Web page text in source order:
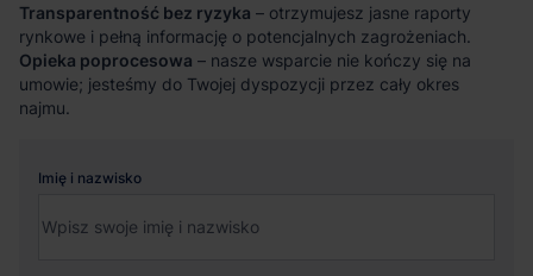
Transparentność bez ryzyka – otrzymujesz jasne raporty
rynkowe i pełną informację o potencjalnych zagrożeniach.
Opieka poprocesowa – nasze wsparcie nie kończy się na
umowie; jesteśmy do Twojej dyspozycji przez cały okres
najmu.
Imię i nazwisko